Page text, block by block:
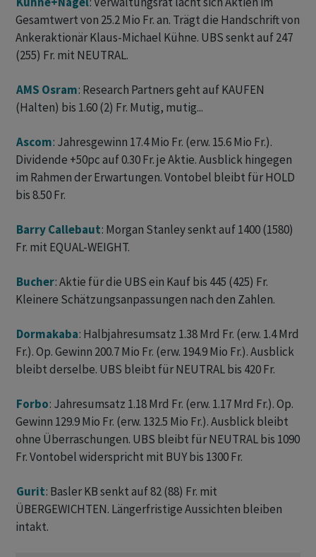
Gesamtwert von 25.2 Mio Fr. an. Trägt die Handschrift von
Ankeraktionär Klaus-Michael Kühne. UBS senkt auf 247
(255) Fr. mit NEUTRAL.
AMS Osram: Research Partners geht auf KAUFEN
(Halten) bis 1.60 (2) Fr. Mutig, mutig...
Ascom: Jahresgewinn 17.4 Mio Fr. (erw. 15.6 Mio Fr.).
Dividende +50pc auf 0.30 Fr. je Aktie. Ausblick hingegen
im Rahmen der Erwartungen. Vontobel bleibt für HOLD
bis 8.50 Fr.
Barry Callebaut: Morgan Stanley senkt auf 1400 (1580)
Fr. mit EQUAL-WEIGHT.
Bucher: Aktie für die UBS ein Kauf bis 445 (425) Fr.
Kleinere Schätzungsanpassungen nach den Zahlen.
Dormakaba: Halbjahresumsatz 1.38 Mrd Fr. (erw. 1.4 Mrd
Fr.). Op. Gewinn 200.7 Mio Fr. (erw. 194.9 Mio Fr.). Ausblick
bleibt derselbe. UBS bleibt für NEUTRAL bis 420 Fr.
Forbo: Jahresumsatz 1.18 Mrd Fr. (erw. 1.17 Mrd Fr.). Op.
Gewinn 129.9 Mio Fr. (erw. 132.5 Mio Fr.). Ausblick bleibt
ohne Überraschungen. UBS bleibt für NEUTRAL bis 1090
Fr. Vontobel widerspricht mit BUY bis 1300 Fr.
Gurit: Basler KB senkt auf 82 (88) Fr. mit
ÜBERGEWICHTEN. Längerfristige Aussichten bleiben
intakt.